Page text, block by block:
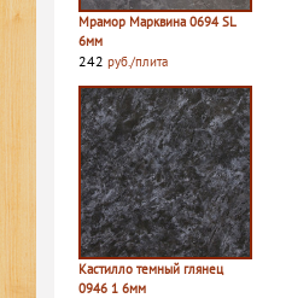
Мрамор Марквина 0694 SL
6мм
242 руб./плита
Кастилло темный глянец
0946 1 6мм